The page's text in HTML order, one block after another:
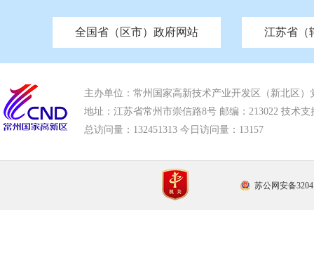
全国省（区市）政府网站
北京 天津 重庆 河南 河北 山西
江苏省（
中国江苏 南京市政府 苏州市政府 无锡
市发改委 市工信局 市教育局 市科技局 市
市应急管理局 市审计局 市外事办 市生态
主办单位：常州国家高新技术产业开发区（新北区）
地址：江苏省常州市崇信路8号 邮编：213022 技术支
总访问量： 132451313 今日访问量： 13157
苏公网安备